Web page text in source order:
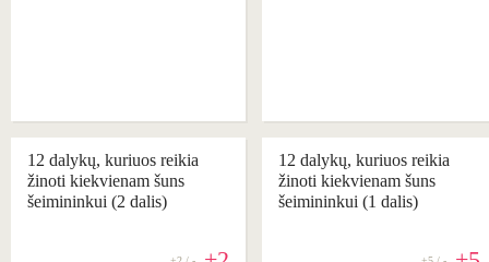
12 dalykų, kuriuos reikia
žinoti kiekvienam šuns
šeimininkui (2 dalis)
12 dalykų, kuriuos reikia
žinoti kiekvienam šuns
šeimininkui (1 dalis)